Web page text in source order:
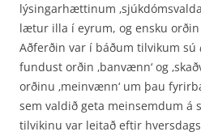
lýsingarhættinum
lætur illa í eyrum, og ensku orðin
Aðferðin var í báðum tilvikum sú
fundust orðin ‚banvænn‘ og
orðinu ‚meinvænn‘ um þau
sem valdið geta meinsemdum á
tilvikinu var leitað eftir